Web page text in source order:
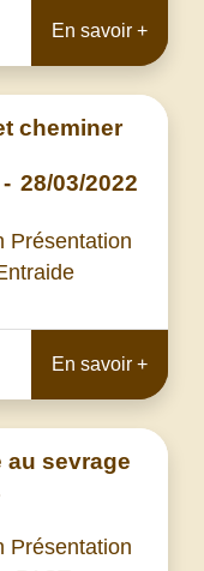
En savoir +
cheminer
- 28/03/2022
Présentation
En savoir +
au sevrage
Présentation